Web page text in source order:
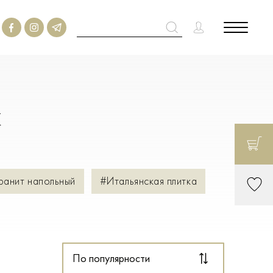
напольный #Итальянская плитка
По популярности